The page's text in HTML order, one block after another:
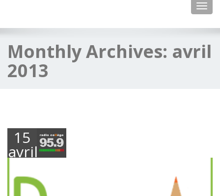
Monthly Archives: avril
2013
15
avril